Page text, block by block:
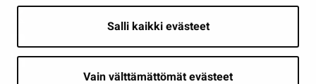
Salli kaikki evästeet
Vain välttämättömät evästeet